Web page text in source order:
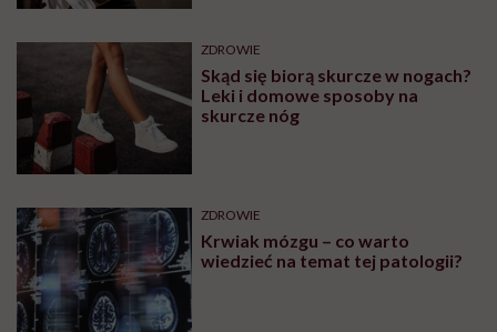
ZDROWIE
Skąd się biorą skurcze w nogach?
Leki i domowe sposoby na
skurcze nóg
ZDROWIE
Krwiak mózgu – co warto
wiedzieć na temat tej patologii?